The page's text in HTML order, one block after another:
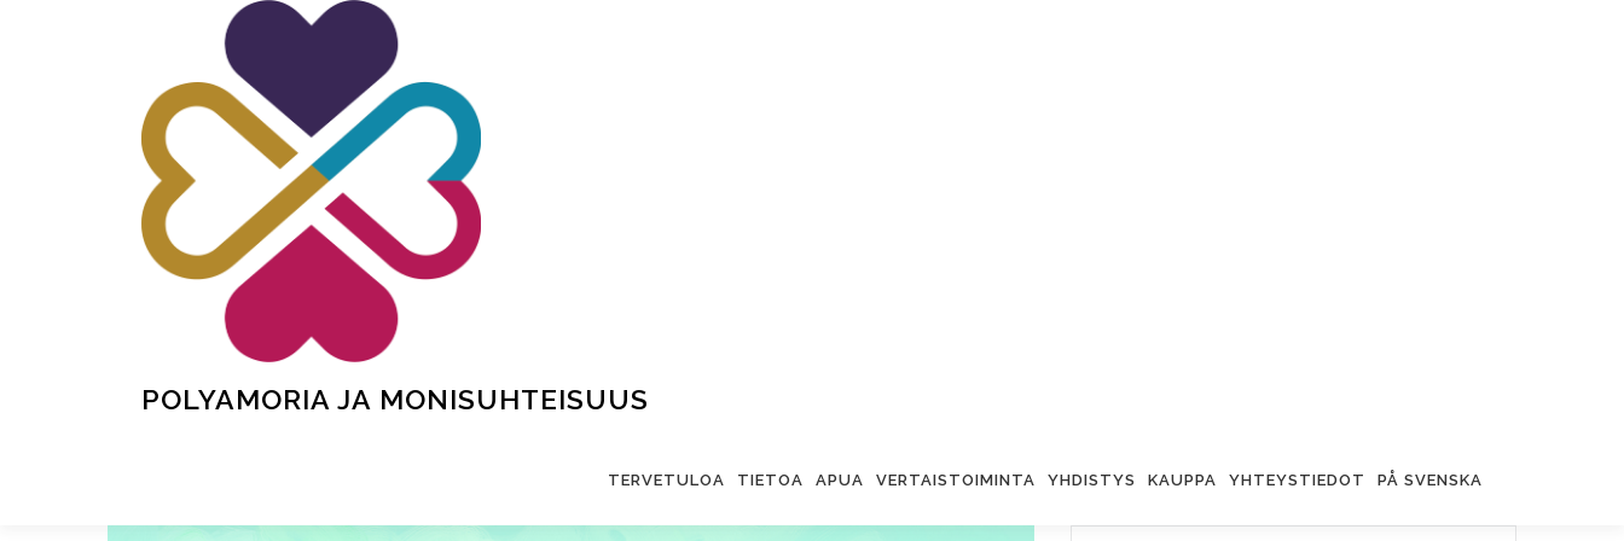
POLYAMORIA JA MONISUHTEISUUS
TERVETULOA TIETOA APUA VERTAISTOIMINTA YHDISTYS KAUPPA YHTEYSTIEDOT PÅ SVENSKA